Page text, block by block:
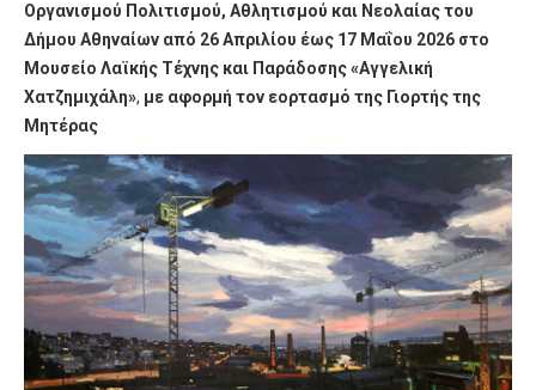
Οργανισμού Πολιτισμού, Αθλητισμού και Νεολαίας του
Δήμου Αθηναίων από 26 Απριλίου έως 17 Μαΐου 2026 στο
Μουσείο Λαϊκής Τέχνης και Παράδοσης «Αγγελική
Χατζημιχάλη», με αφορμή τον εορτασμό της Γιορτής της
Μητέρας